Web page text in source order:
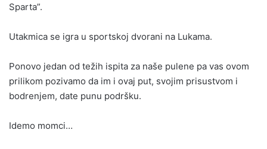
Sparta”.
Utakmica se igra u sportskoj dvorani na Lukama.
Ponovo jedan od težih ispita za naše pulene pa vas ovom
prilikom pozivamo da im i ovaj put, svojim prisustvom i
bodrenjem, date punu podršku.
Idemo momci…